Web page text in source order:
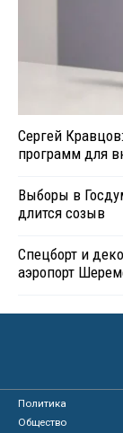
Сергей
программ для
Выборы в
длится созыв
Спецборт и
аэропорт
Политика
Общество